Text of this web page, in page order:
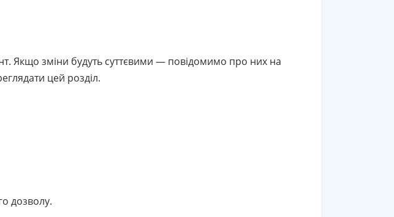
Якщо зміни будуть суттєвими — повідомимо про них на
цей розділ.
дозволу.